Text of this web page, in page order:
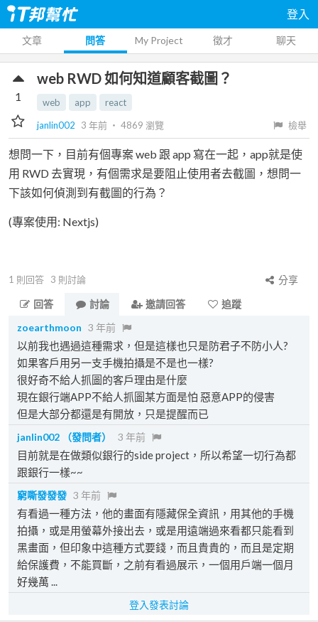
登入
文章 問答 My Project 徵才 聊天
web RWD 如何知道顧客截圖？
web app
react
janlin002
3 年前 ‧ 4869 瀏覽 檢舉
1
想問一下，目前有個專案 web 跟 app 寫在一起，app就是使
用 RWD 去實現，有個需求是要阻止使用者去截圖，想問一
下該如何偵測到有截圖的行為？
(專案使用: Nextjs)
1 則回答 3 則討論
分享
回答
討論 邀請回答
追蹤
zoearthmoon 3 年前
以前我也遇過這種需求，但是這樣也只是防君子不防小人?
如果客戶用另一支手機拍攝是不是也一樣?
很好奇不給人抓圖的客戶理由是什麼
現在銀行端APP不給人抓圖某方面是怕 惡意APP的侵害
但是大部分都還是有開放，只是提醒而已
janlin002 （發問者） 3 年前
目前就是在做類似銀行的side project，所以希望一切行為都
跟銀行一樣~~
窮嘶發發發 3 年前
有看過一種方法，他的畫面有隱藏保全資訊，用其他的手機
拍攝，或是用螢幕外接出去，或是用遠端過來看都只能看到
黑畫面，但印象中這種方式要錢，而且貴貴的，而且是定期
給保護費，不能買斷，之前有看過展示，一個用戶端一個月
好幾萬 ...
登入發表討論